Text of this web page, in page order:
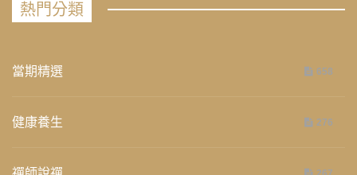
熱門分類
當期精選 658
健康養生 276